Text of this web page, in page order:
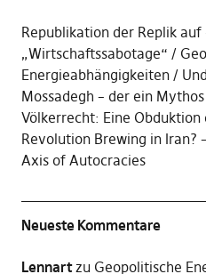
Republikation der Replik
„Wirtschaftssabotage“
Energieabhängigkeiten
Mossadegh – der ein
Völkerrecht: Eine
Revolution Brewing in Iran?
Axis of Autocracies
Neueste Kommentare
Lennartzu Geopolitische